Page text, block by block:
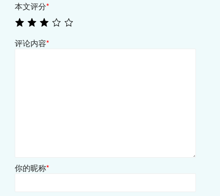
本文评分*
评论内容*
你的昵称*